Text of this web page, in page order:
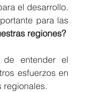
el desarrollo.
para las
regiones?
de entender el
esfuerzos en
regionales.